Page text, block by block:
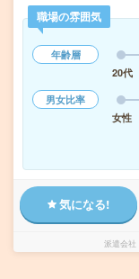
職場の雰囲気
年齢層
20代
男女比率
女性
気になる!
派遣会社